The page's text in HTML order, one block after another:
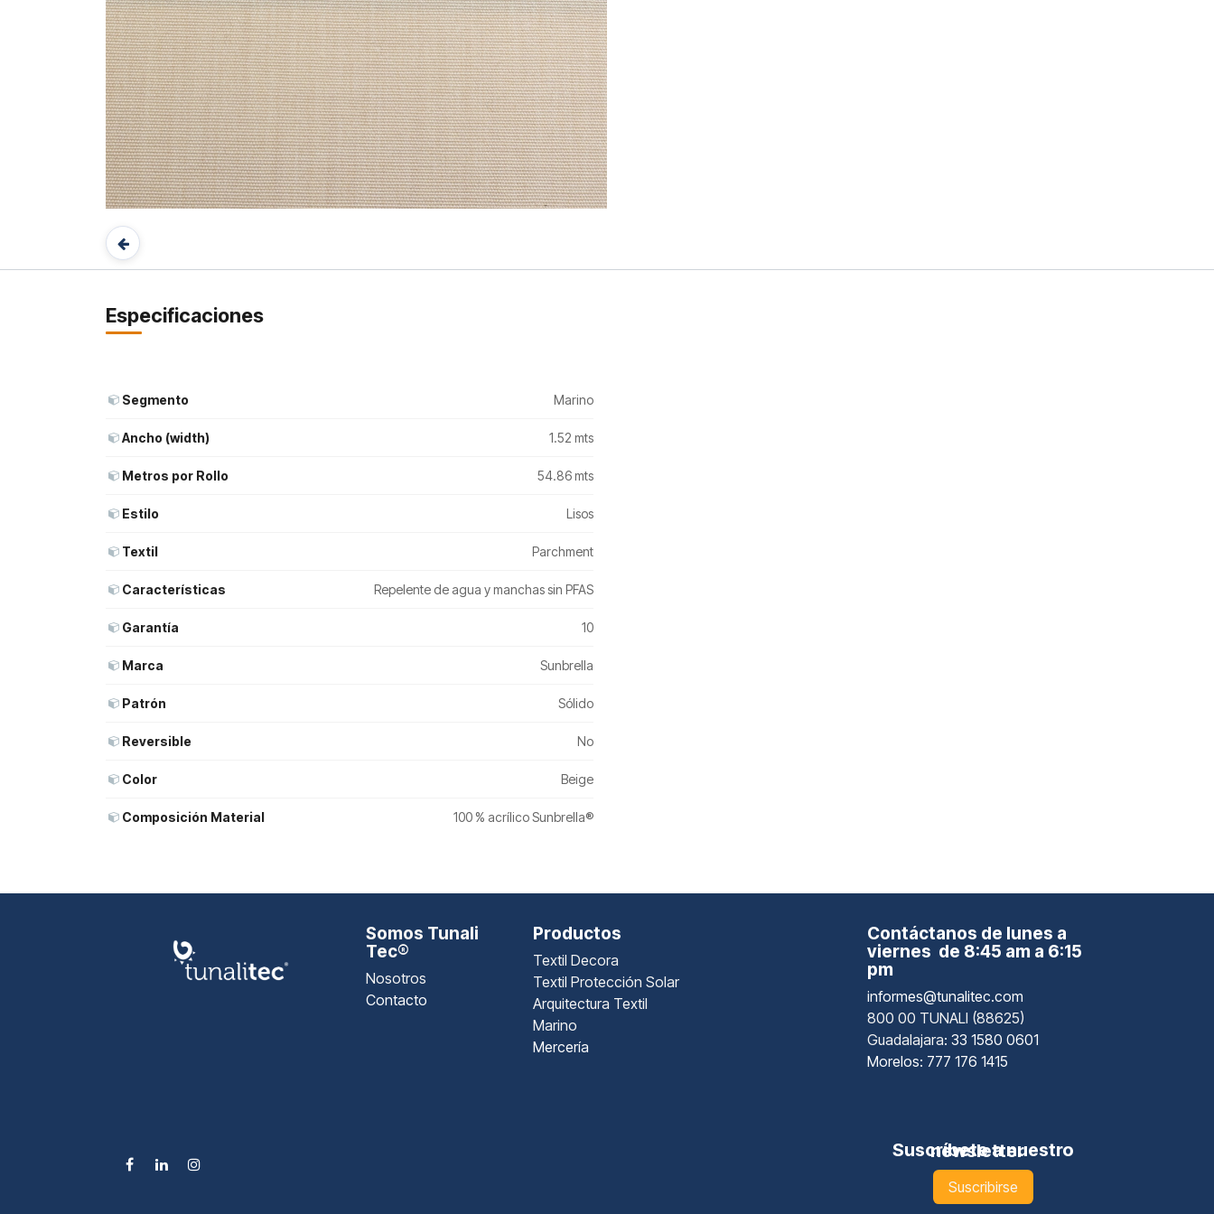
Especificaciones
Segmento Marino
Ancho (width) 1.52 mts
Metros por Rollo 54.86 mts
Estilo Lisos
Textil Parchment
Características Repelente de agua y manchas sin PFAS
Garantía 10
Marca Sunbrella
Patrón Sólido
Reversible No
Color Beige
Composición Material 100 % acrílico Sunbrella®
Somos Tunali
Tec®
Nosotros
Contacto
Productos
Textil Decora
Textil Protección Solar
Arquitectura Textil
Marino
Mercería
Contáctanos de lunes a
viernes de 8:45 am a 6:15
pm
informes@tunalitec.com
800 00 TUNALI (88625)
Guadalajara: 33 1580 0601
Morelos: 777 176 1415
Suscríbete a nuestro newsletter
Suscribirse